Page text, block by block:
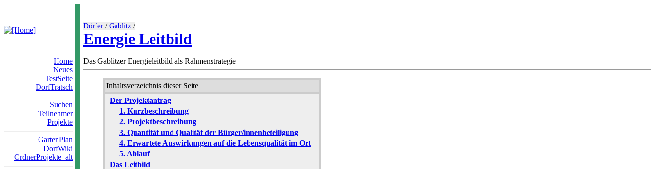
Dörfer / Gablitz /
Energie Leitbild
Home
Neues
TestSeite
DorfTratsch
Suchen
Teilnehmer
Projekte
GartenPlan
DorfWiki
OrdnerProjekte_alt
Das Gablitzer Energieleitbild als Rahmenstrategie
Inhaltsverzeichnis dieser Seite
Der Projektantrag
1. Kurzbeschreibung
2. Projektbeschreibung
3. Quantität und Qualität der Bürger/innenbeteiligung
4. Erwartete Auswirkungen auf die Lebensqualität im Ort
5. Ablauf
Das Leitbild